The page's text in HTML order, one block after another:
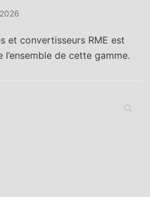
et convertisseurs RME est
l’ensemble de cette gamme.